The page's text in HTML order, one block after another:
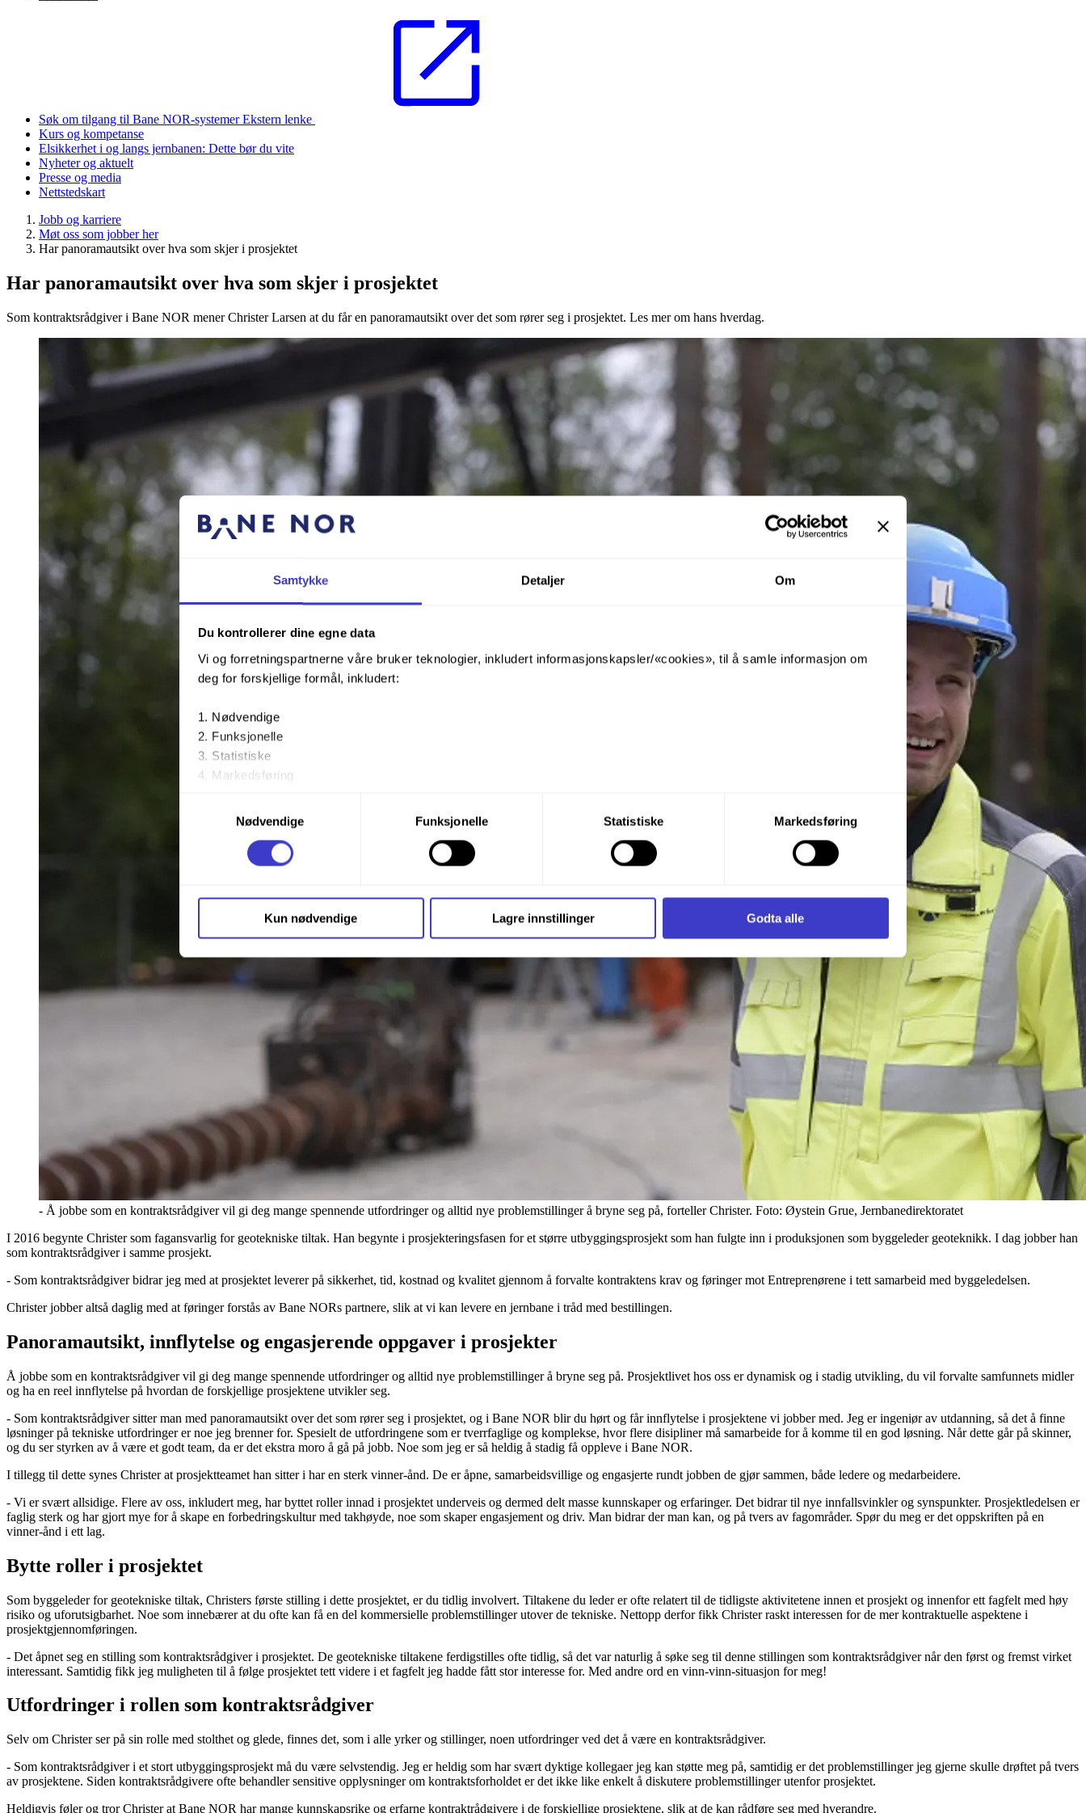
Samtykke Detaljer Om
Du kontrollerer dine egne data
Vi og forretningspartnerne våre bruker teknologier, inkludert informasjonskapsler/«cookies», til å samle informasjon om
deg for forskjellige formål, inkludert:
Nødvendige
Funksjonelle
Statistiske
Markedsføring
Ved å trykke «Godta alle» gir du din tillatelse til alle disse formålene. Du kan også velge formålet du vil samtykke til ved å
trykke på avmerkingsboksen under formålet, og deretter trykke «Lagre innstillingene».
Du kan lese mer om hvordan vi bruker informasjonskapsler og annen teknologi, og hvordan vi samler inn og behandler
personopplysninger på vår side
Informasjonskapsler (Cookies)
Nødvendige
Funksjonelle Statistiske Markedsføring
Kun nødvendige Lagre innstillinger Godta alle
Søk om tilgang til Bane NOR-systemerEkstern lenke
Kurs og kompetanse
Elsikkerhet i og langs jernbanen: Dette bør du vite
Nyheter og aktuelt
Presse og media
Nettstedskart
Jobb og karriere
Møt oss som jobber her
Har panoramautsikt over hva som skjer i prosjektet
Har panoramautsikt over hva som skjer i prosjektet
Som kontraktsrådgiver i Bane NOR mener Christer Larsen at du får en panoramautsikt over det som rører seg i prosjektet. Les mer om hans hverdag.
- Å jobbe som en kontraktsrådgiver vil gi deg mange spennende utfordringer og alltid nye problemstillinger å bryne seg på, forteller Christer. Foto: Øystein Grue, Jernbanedirektoratet
I 2016 begynte Christer som fagansvarlig for geotekniske tiltak. Han begynte i prosjekteringsfasen for et større utbyggingsprosjekt som han fulgte inn i produksjonen som byggeleder geoteknikk. I dag jobber han
som kontraktsrådgiver i samme prosjekt.
- Som kontraktsrådgiver bidrar jeg med at prosjektet leverer på sikkerhet, tid, kostnad og kvalitet gjennom å forvalte kontraktens krav og føringer mot Entreprenørene i tett samarbeid med byggeledelsen.
Christer jobber altså daglig med at føringer forstås av Bane NORs partnere, slik at vi kan levere en jernbane i tråd med bestillingen.
Panoramautsikt, innflytelse og engasjerende oppgaver i prosjekter
Å jobbe som en kontraktsrådgiver vil gi deg mange spennende utfordringer og alltid nye problemstillinger å bryne seg på. Prosjektlivet hos oss er dynamisk og i stadig utvikling, du vil forvalte samfunnets midler
og ha en reel innflytelse på hvordan de forskjellige prosjektene utvikler seg.
- Som kontraktsrådgiver sitter man med panoramautsikt over det som rører seg i prosjektet, og i Bane NOR blir du hørt og får innflytelse i prosjektene vi jobber med. Jeg er ingeniør av utdanning, så det å finne
løsninger på tekniske utfordringer er noe jeg brenner for. Spesielt de utfordringene som er tverrfaglige og komplekse, hvor flere disipliner må samarbeide for å komme til en god løsning. Når dette går på skinner,
og du ser styrken av å være et godt team, da er det ekstra moro å gå på jobb. Noe som jeg er så heldig å stadig få oppleve i Bane NOR.
I tillegg til dette synes Christer at prosjektteamet han sitter i har en sterk vinner-ånd. De er åpne, samarbeidsvillige og engasjerte rundt jobben de gjør sammen, både ledere og medarbeidere.
- Vi er svært allsidige. Flere av oss, inkludert meg, har byttet roller innad i prosjektet underveis og dermed delt masse kunnskaper og erfaringer. Det bidrar til nye innfallsvinkler og synspunkter. Prosjektledelsen er
faglig sterk og har gjort mye for å skape en forbedringskultur med takhøyde, noe som skaper engasjement og driv. Man bidrar der man kan, og på tvers av fagområder. Spør du meg er det oppskriften på en
vinner-ånd i ett lag.
Bytte roller i prosjektet
Som byggeleder for geotekniske tiltak, Christers første stilling i dette prosjektet, er du tidlig involvert. Tiltakene du leder er ofte relatert til de tidligste aktivitetene innen et prosjekt og innenfor ett fagfelt med høy
risiko og uforutsigbarhet. Noe som innebærer at du ofte kan få en del kommersielle problemstillinger utover de tekniske. Nettopp derfor fikk Christer raskt interessen for de mer kontraktuelle aspektene i
prosjektgjennomføringen.
- Det åpnet seg en stilling som kontraktsrådgiver i prosjektet. De geotekniske tiltakene ferdigstilles ofte tidlig, så det var naturlig å søke seg til denne stillingen som kontraktsrådgiver når den først og fremst virket
interessant. Samtidig fikk jeg muligheten til å følge prosjektet tett videre i et fagfelt jeg hadde fått stor interesse for. Med andre ord en vinn-vinn-situasjon for meg!
Utfordringer i rollen som kontraktsrådgiver
Selv om Christer ser på sin rolle med stolthet og glede, finnes det, som i alle yrker og stillinger, noen utfordringer ved det å være en kontraktsrådgiver.
- Som kontraktsrådgiver i et stort utbyggingsprosjekt må du være selvstendig. Jeg er heldig som har svært dyktige kollegaer jeg kan støtte meg på, samtidig er det problemstillinger jeg gjerne skulle drøftet på tvers
av prosjektene. Siden kontraktsrådgivere ofte behandler sensitive opplysninger om kontraktsforholdet er det ikke like enkelt å diskutere problemstillinger utenfor prosjektet.
Heldigvis føler og tror Christer at Bane NOR har mange kunnskapsrike og erfarne kontraktrådgivere i de forskjellige prosjektene, slik at de kan rådføre seg med hverandre.